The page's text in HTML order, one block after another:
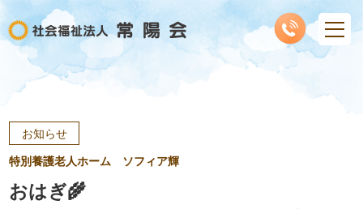
お知らせ
特別養護老人ホーム ソフィア輝
おはぎ🌾